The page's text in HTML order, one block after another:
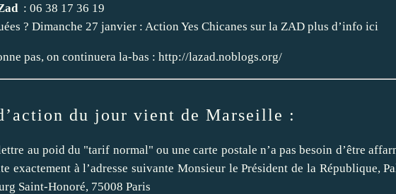
: 06 38 17 36 19
? Dimanche 27 janvier : Action Yes Chicanes sur la ZAD plus d’info ici
pas, on continuera la-bas : http://lazad.noblogs.org/
du jour vient de Marseille :
au poid du "tarif normal" ou une carte postale n’a pas besoin d’être
exactement à l’adresse suivante Monsieur le Président de la République,
Saint-Honoré, 75008 Paris